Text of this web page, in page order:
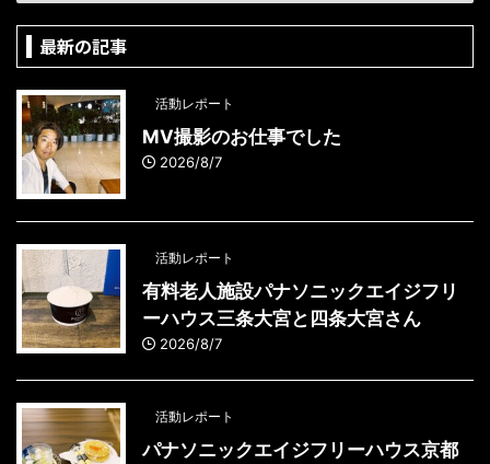
最新の記事
活動レポート
MV撮影のお仕事でした
2026/8/7
活動レポート
有料老人施設パナソニックエイジフリ
ーハウス三条大宮と四条大宮さん
2026/8/7
活動レポート
パナソニックエイジフリーハウス京都